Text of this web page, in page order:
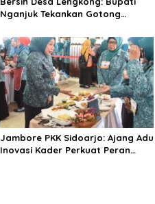
Nganjuk Tekankan Gotong
Jambore PKK Sidoarjo: Ajang Adu
Inovasi Kader Perkuat Peran